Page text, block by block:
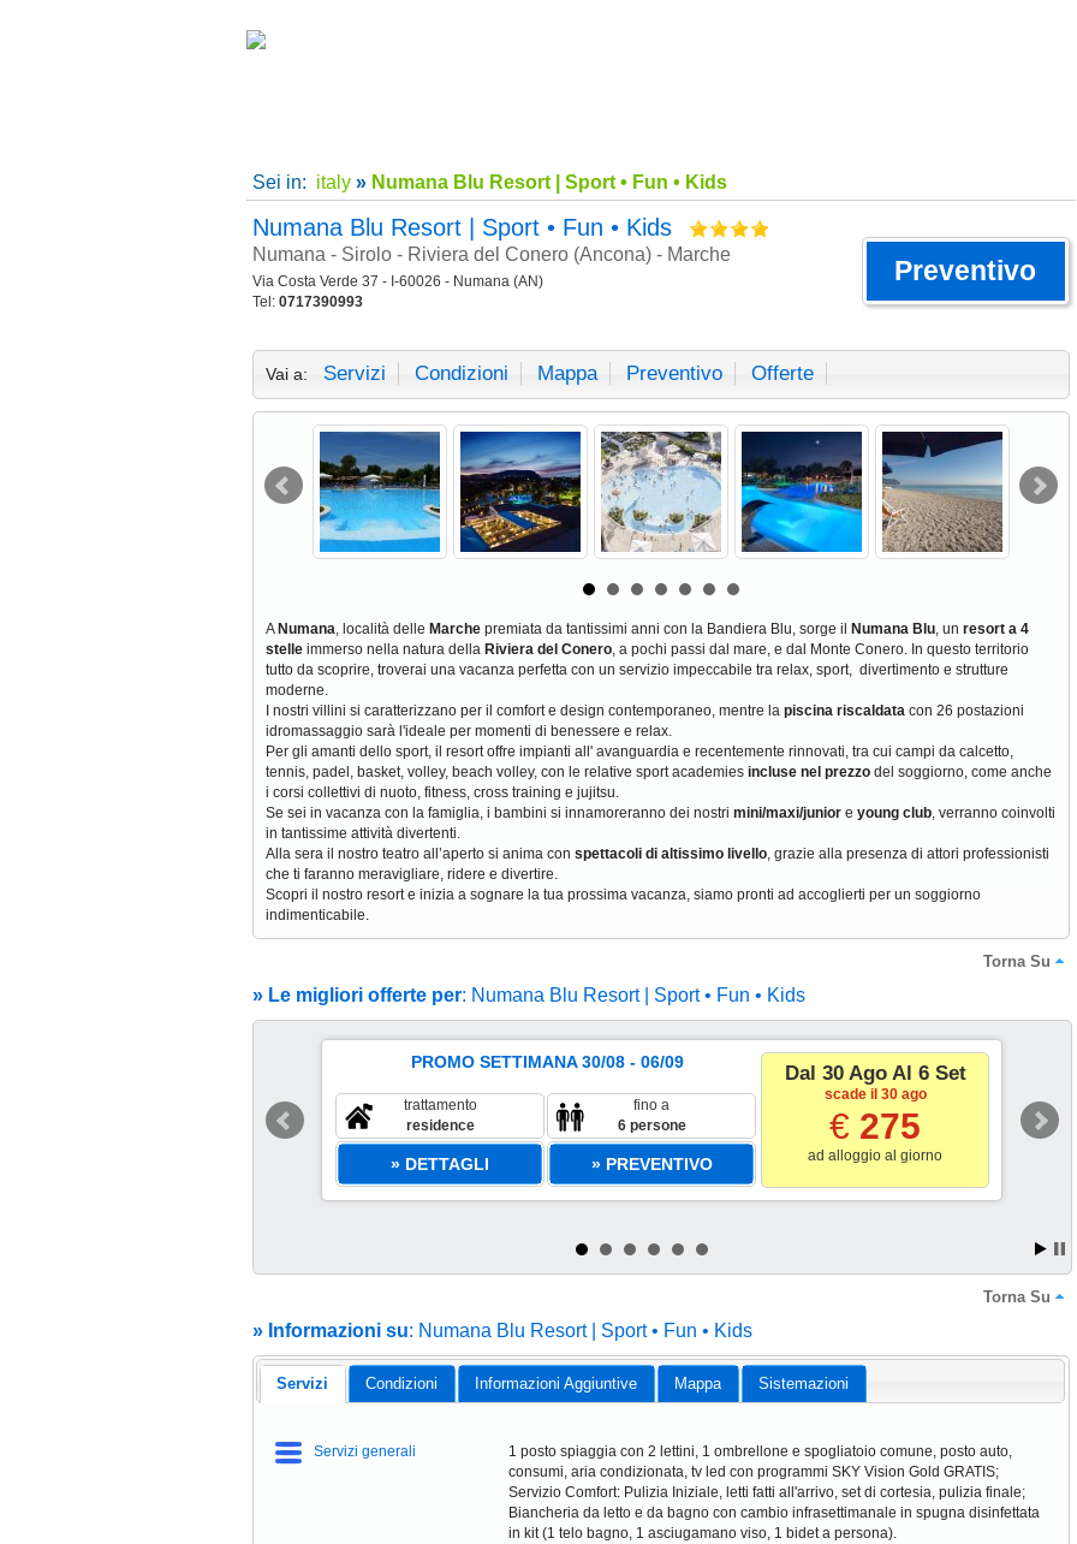
Sei in: italy» Numana Blu Resort | Sport • Fun • Kids
Numana Blu Resort | Sport • Fun • Kids
Numana - Sirolo - Riviera del Conero (Ancona) - Marche
Via Costa Verde 37 - I-60026 - Numana (AN)
Tel: 0717390993
Preventivo
Vai a: Servizi Condizioni Mappa Preventivo Offerte
A Numana, località delle Marchepremiata da tantissimi anni con la Bandiera Blu, sorge il Numana Blu, un resort a 4
stelleimmerso nella natura della Riviera del Conero, a pochi passi dal mare, e dal Monte Conero. In questo territorio
tutto da scoprire, troverai una vacanza perfetta con un servizio impeccabile tra relax, sport, divertimento e strutture
moderne.
I nostri villini si caratterizzano per il comfort e design contemporaneo, mentre la piscina riscaldatacon 26 postazioni
idromassaggio sarà l'ideale per momenti di benessere e relax.
Per gli amanti dello sport, il resort offre impianti all' avanguardia e recentemente rinnovati, tra cui campi da calcetto,
tennis, padel, basket, volley, beach volley, con le relative sport academies incluse nel prezzodel soggiorno, come anche
i corsi collettivi di nuoto, fitness, cross training e jujitsu.
Se sei in vacanza con la famiglia, i bambini si innamoreranno dei nostri mini/maxi/juniore young club, verranno coinvolti
in tantissime attività divertenti.
Alla sera il nostro teatro all’aperto si anima con spettacoli di altissimo livello, grazie alla presenza di attori professionisti
che ti faranno meravigliare, ridere e divertire.
Scopri il nostro resort e inizia a sognare la tua prossima vacanza, siamo pronti ad accoglierti per un soggiorno
indimenticabile.
Torna Su
» Le migliori offerte per: Numana Blu Resort | Sport • Fun • Kids
PROMO SETTIMANA 30/08 - 06/09
trattamento
residence
fino a
6 persone
» DETTAGLI » PREVENTIVO
Dal 30 Ago Al 6 Set
scade il 30 ago
€ 275
ad alloggio al giorno
Torna Su
» Informazioni su: Numana Blu Resort | Sport • Fun • Kids
Servizi Condizioni Informazioni Aggiuntive Mappa Sistemazioni
Servizi generali
1 posto spiaggia con 2 lettini, 1 ombrellone e spogliatoio comune, posto auto,
consumi, aria condizionata, tv led con programmi SKY Vision Gold GRATIS;
Servizio Comfort: Pulizia Iniziale, letti fatti all'arrivo, set di cortesia, pulizia finale;
Biancheria da letto e da bagno con cambio infrasettimanale in spugna disinfettata
in kit (1 telo bagno, 1 asciugamano viso, 1 bidet a persona).